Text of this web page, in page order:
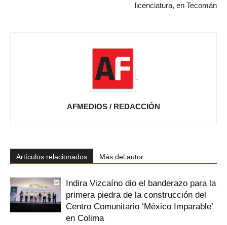
licenciatura, en Tecomán
AFMEDIOS / REDACCIÓN
Artículos relacionados Más del autor
Indira Vizcaíno dio el banderazo para la
primera piedra de la construcción del
Centro Comunitario ‘México Imparable’
en Colima